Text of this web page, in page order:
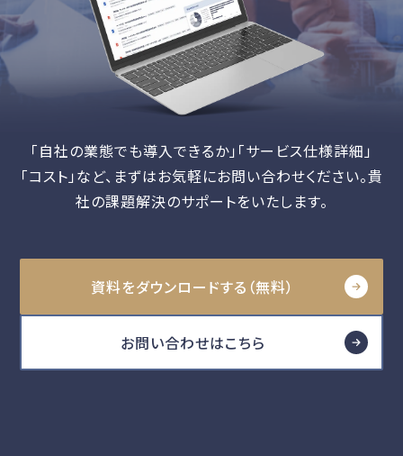
「自社の業態でも導入できるか」「サービス仕様詳細」
「コスト」など、 まずはお気軽にお問い合わせください。貴
社の課題解決のサポートをいたします。
資料をダウンロードする（無料）
お問い合わせはこちら